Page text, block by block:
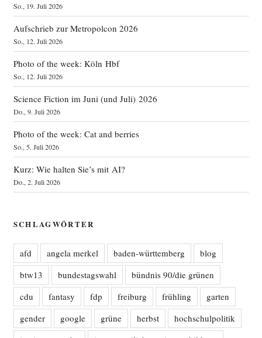
So., 19. Juli 2026
Aufschrieb zur Metropolcon 2026
So., 12. Juli 2026
Photo of the week: Köln Hbf
So., 12. Juli 2026
Science Fiction im Juni (und Juli) 2026
Do., 9. Juli 2026
Photo of the week: Cat and berries
So., 5. Juli 2026
Kurz: Wie halten Sie’s mit AI?
Do., 2. Juli 2026
SCHLAGWÖRTER
afd angela merkel baden-württemberg
blog
btw13
bundestagswahl
bündnis 90/die grünen
cdu
fantasy fdp freiburg frühling
garten
gender
google grüne herbst
hochschulpolitik